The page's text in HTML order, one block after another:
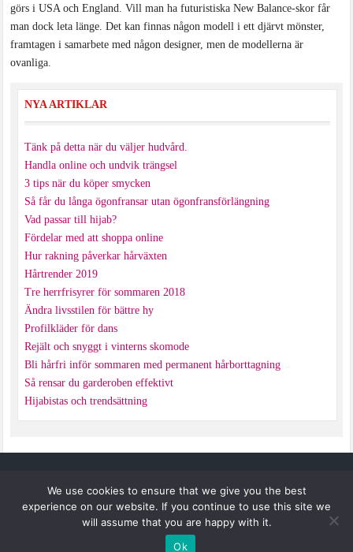
görs i USA och England. Vill man ha futuristiska New Balance-skor får
man dock leta länge. Det kan finnas någon modell i ett djärvt mönster,
framtagen i samarbete med någon designer, men de modellerna är
ovanliga.
NYA ARTIKLAR
Tänk på detta när du väljer hudvård.
Handla online och undvik trängsel
3 tips när du köper smycken
Så får du långa ögonfransar utan ögonfransförlängning
Vad passar till hijab?
Fördelar med att shoppa online
Hur rakning påverkar hårväxten
Hårtrender 2019
Tre herrfrisyrer för sommaren 2018
Ändra livsstilen för bättre hy
Profilkläder för dans
Rejält och snyggt i vinterns skomode
Bli hårfri inför sommaren med permanent hårborttagning
Så rensar du garderoben effektivt
Hijabistas och trendsättning
ANNMI
We use cookies to ensure that we give you the best
experience on our website. If you continue to use this site we
will assume that you are happy with it.
Ok